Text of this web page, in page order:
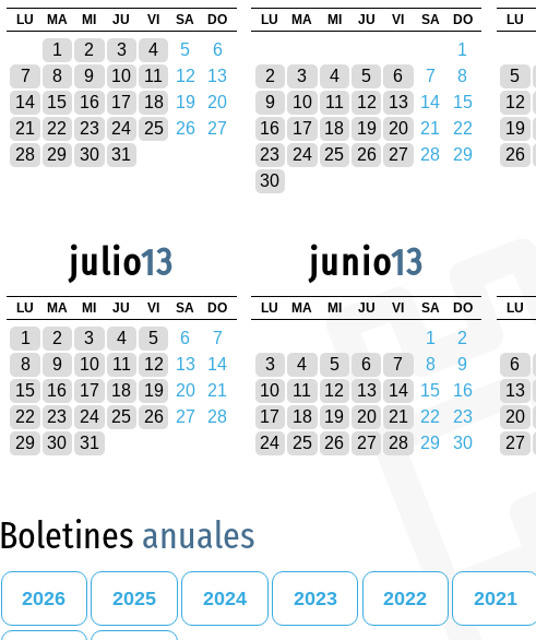
LU MA MI JU VI SA DO
1 2 3 4 5
6
7
8 9 10 11 12
13
14
15 16 17 18 19
20
21
22 23 24 25 26
27
28
29 30 31
LU MA MI JU VI SA DO
1
2
3 4 5 6 7
8
9
10 11 12 13 14
15
16
17 18 19 20 21
22
23
24 25 26 27 28
29
30
LU
5
12
19
26
julio13
LU MA MI JU VI SA DO
1 2 3 4 5 6
7
8
9 10 11 12 13
14
15
16 17 18 19 20
21
22
23 24 25 26 27
28
29
30 31
junio13
LU MA MI JU VI SA DO
1
2
3
4 5 6 7 8
9
10
11 12 13 14 15
16
17
18 19 20 21 22
23
24
25 26 27 28 29 30
LU
6
13
20
27
Boletines anuales
2026 2025 2024 2023 2022 2021